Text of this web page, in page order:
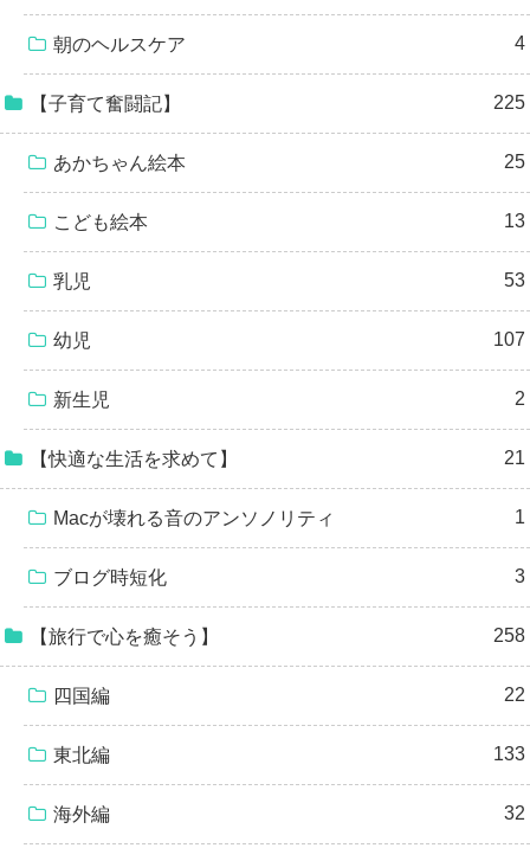
朝のヘルスケア 4
【子育て奮闘記】 225
あかちゃん絵本 25
こども絵本 13
乳児 53
幼児 107
新生児 2
【快適な生活を求めて】 21
Macが壊れる音のアンソノリティ 1
ブログ時短化 3
【旅行で心を癒そう】 258
四国編 22
東北編 133
海外編 32